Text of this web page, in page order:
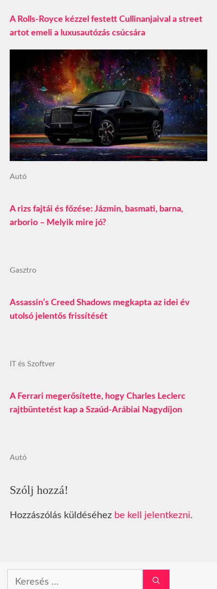
A Rolls-Royce kézzel festett Cullinanjaival a street
artot emeli a luxusautózás csúcsára
Autó
A rizs fajtái és főzése: Jázmin, basmati, barna,
arborio – Melyik mire jó?
Gasztro
Assassin’s Creed Shadows megkapta az idei év
utolsó jelentős frissítését
IT és Szoftver
A Ferrari megerősítette, hogy Charles Leclerc
rajtbüntetést kap a Szaúd-Arábiai Nagydíjon
Autó
Szólj hozzá!
Hozzászólás küldéséhez be kell jelentkezni.